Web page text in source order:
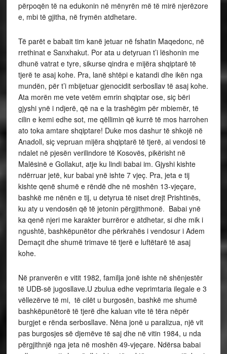
përpoqën të na edukonin në mënyrën më të mirë njerëzore
e, mbi të gjitha, në frymën atdhetare.
Të parët e babait tim kanë jetuar në fshatin Maqedonc, në
rrethinat e Sanxhakut. Por ata u detyruan t’i lëshonin me
dhunë vatrat e tyre, sikurse qindra e mijëra shqiptarë të
tjerë te asaj kohe. Pra, lanë shtëpi e katandi dhe ikën nga
mundën, për t’i mbijetuar gjenocidit serbosllav të asaj kohe.
Ata morën me vete vetëm emrin shqiptar ose, siç bëri
gjyshi ynë i ndjerë, që na e la trashëgim për mbiemër, të
cilin e kemi edhe sot, me qëllimin që kurrë të mos harrohen
ato toka amtare shqiptare! Duke mos dashur të shkojë në
Anadoll, siç vepruan mijëra shqiptarë të tjerë, ai vendosi të
ndalet në pjesën verilindore të Kosovës, pikërisht në
Malësinë e Gollakut, atje ku lindi babai im. Gjyshi kishte
ndërruar jetë, kur babai ynë ishte 7 vjeç. Pra, jeta e tij
kishte qenë shumë e rëndë dhe në moshën 13-vjeçare,
bashkë me nënën e tij, u detyrua të niset drejt Prishtinës,
ku aty u vendosën që të jetonin përgjithmonë. Babai ynë
ka qenë njeri me karakter burrëror e atdhetar, si dhe mik i
ngushtë, bashkëpunëtor dhe përkrahës i vendosur i Adem
Demaçit dhe shumë trimave të tjerë e luftëtarë të asaj
kohe.
Në pranverën e vitit 1982, familja jonë ishte në shënjestër
të UDB-së jugosllave.U zbulua edhe veprimtaria ilegale e 3
vëllezërve të mi, të cilët u burgosën, bashkë me shumë
bashkëpunëtorë të tjerë dhe kaluan vite të tëra nëpër
burgjet e rënda serbosllave. Nëna jonë u paralizua, një vit
pas burgosjes së djemëve të saj dhe në vitin 1984, u nda
përgjithnjë nga jeta në moshën 49-vjeçare. Ndërsa babai